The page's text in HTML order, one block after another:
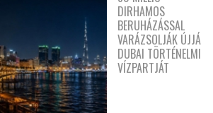
DIRHAMOS
BERUHÁZÁSSAL
VARÁZSOLJÁK ÚJJÁ
DUBAI TÖRTÉNELMI
VÍZPARTJÁT